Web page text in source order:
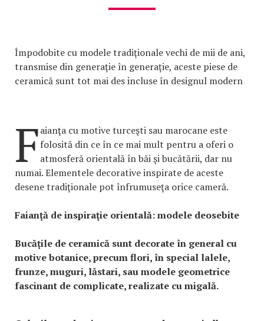
Împodobite cu modele tradiţionale vechi de mii de ani,
transmise din generaţie în generaţie, aceste piese de
ceramică sunt tot mai des incluse în designul modern
Faianţa cu motive turceşti sau marocane este
folosită din ce în ce mai mult pentru a oferi o
atmosferă orientală în băi şi bucătării, dar nu
numai. Elementele decorative inspirate de aceste
desene tradiţionale pot înfrumuseţa orice cameră.
Faianţă de inspiraţie orientală: modele deosebite
Bucăţile de ceramică sunt decorate în general cu
motive botanice, precum flori, în special lalele,
frunze, muguri, lăstari, sau modele geometrice
fascinant de complicate, realizate cu migală.